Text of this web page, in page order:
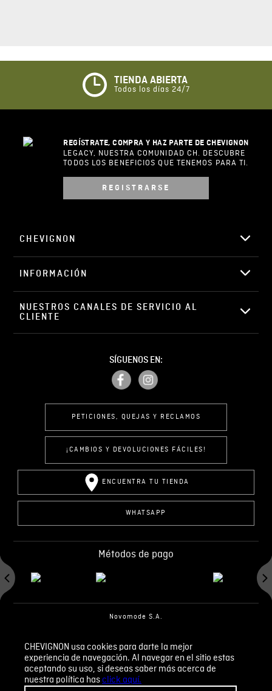
CHEVIGNON usa cookies para darte la mejor
experiencia de navegación. Al navegar en el sitio estas
aceptando su uso, si deseas saber más acerca de
nuestra política hasclick aquí.
Califique el producto de 1 a 5 estrellas
★☆ ☆
Su nombre
Correo electrónico
ENVIAR COMENTARIO
TIENDA ABIERTA
Todos los días 24/7
REGÍSTRATE, COMPRA Y HAZ PARTE DE CHEVIGNON
LEGACY, NUESTRA COMUNIDAD CH. DESCUBRE
TODOS LOS BENEFICIOS QUE TENEMOS PARA TI.
REGISTRARSE
CHEVIGNON
INFORMACIÓN
NUESTROS CANALES DE SERVICIO AL
CLIENTE
SÍGUENOS EN:
PETICIONES, QUEJAS Y RECLAMOS
¡CAMBIOS Y DEVOLUCIONES FÁCILES!
ENCUENTRA TU TIENDA
WHATSAPP
Métodos de pago
Novomode S.A.
Términos y condiciones
Políticas de privacidad
Tratamiento de datos personales